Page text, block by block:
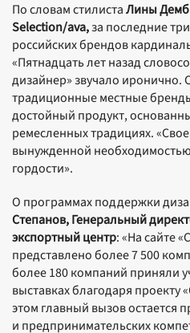
По словам стилистаЛины
Selection/ava,за последние
российских брендов
«Пятнадцать лет назад
дизайнер» звучало иронично.
традиционные местные
достойный продукт,
ремесленных традициях.
вынужденной
гордости».
О программах поддержки
Степанов, Генеральный
экспортный центр: «На сайте
представлено более 7 500
более 180 компаний приняли
выставках благодаря проекту
этом главный вызов остается
и предпринимательских